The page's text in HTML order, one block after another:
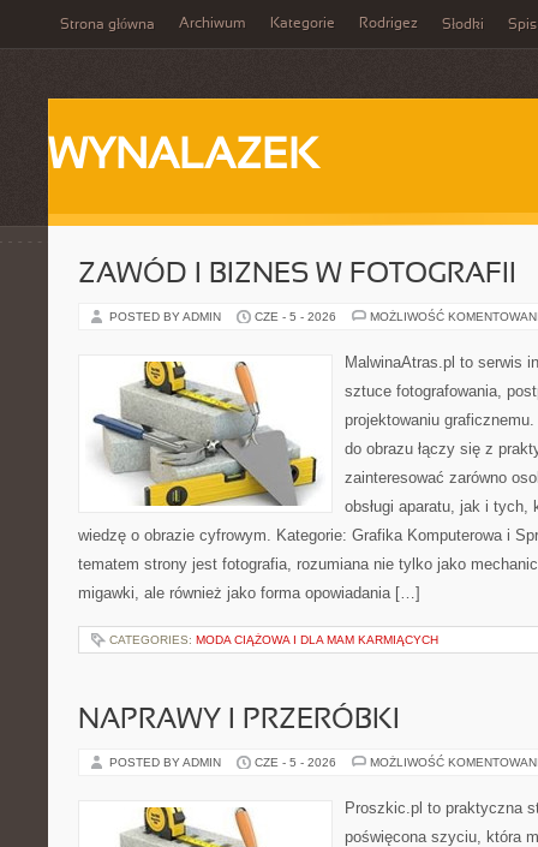
Strona główna Archiwum Kategorie Rodrigez Słodki Spis
WYNALAZEK
ZAWÓD I BIZNES W FOTOGRAFII
POSTED BY ADMIN CZE - 5 - 2026 MOŻLIWOŚĆ
MalwinaAtras.pl to serwis
sztuce fotografowania,
projektowaniu
do obrazu łączy się z
zainteresować zarówno
obsługi aparatu, jak i
wiedzę o obrazie cyfrowym. Kategorie: Grafika Komputerowa i
tematem strony jest fotografia, rozumiana nie tylko jako
migawki, ale również jako forma opowiadania […]
CATEGORIES: MODA CIĄŻOWA I DLA MAM KARMIĄCYCH
NAPRAWY I PRZERÓBKI
POSTED BY ADMIN CZE - 5 - 2026 MOŻLIWOŚĆ
Proszkic.pl to praktyczna
poświęcona szyciu, która